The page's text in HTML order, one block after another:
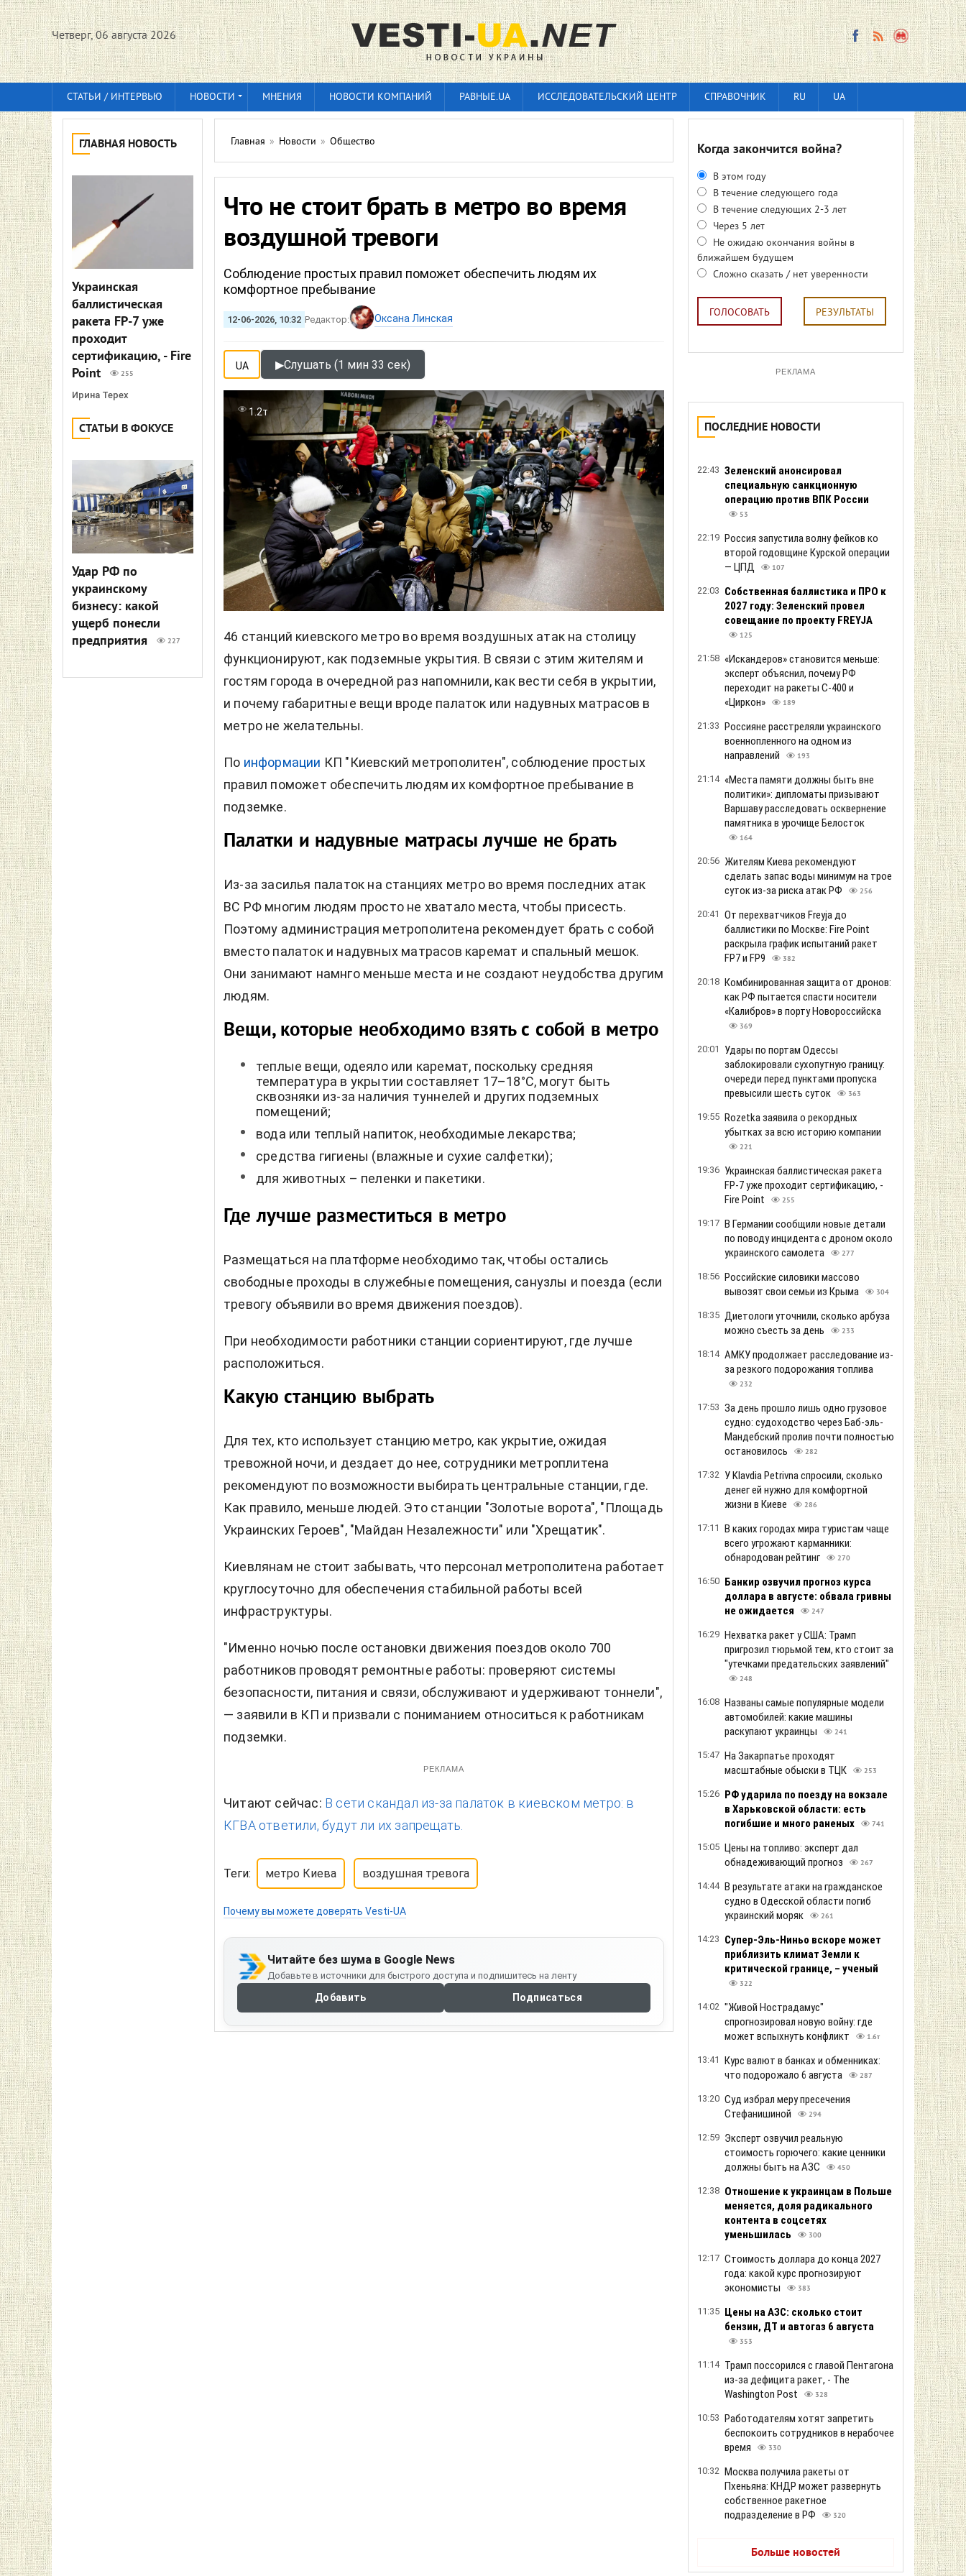
Четверг, 06 августа 2026
СТАТЬИ / ИНТЕРВЬЮ НОВОСТИ МНЕНИЯ НОВОСТИ КОМПАНИЙ РАВНЫЕ.UA ИССЛЕДОВАТЕЛЬСКИЙ ЦЕНТР СПРАВОЧНИК RU UA
ГЛАВНАЯ НОВОСТЬ
Украинская
баллистическая
ракета FP-7 уже
проходит
сертификацию, - Fire
Point
255
Ирина Терех
СТАТЬИ В ФОКУСЕ
Удар РФ по
украинскому
бизнесу: какой
ущерб понесли
предприятия
227
Главная » Новости » Общество
Что не стоит брать в метро во время
воздушной тревоги
Соблюдение простых правил поможет обеспечить людям их
комфортное пребывание
12-06-2026, 10:32 Редактор: Оксана Линская
UA ▶Слушать (1 мин 33 сек)
1.2т
46 станций киевского метро во время воздушных атак на столицу
функционируют, как подземные укрытия. В связи с этим жителям и
гостям города в очередной раз напомнили, как вести себя в укрытии,
и почему габаритные вещи вроде палаток или надувных матрасов в
метро не желательны.
По информации КП "Киевский метрополитен", соблюдение простых
правил поможет обеспечить людям их комфортное пребывание в
подземке.
Палатки и надувные матрасы лучше не брать
Из-за засилья палаток на станциях метро во время последних атак
ВС РФ многим людям просто не хватало места, чтобы присесть.
Поэтому администрация метрополитена рекомендует брать с собой
вместо палаток и надувных матрасов каремат и спальный мешок.
Они занимают намнго меньше места и не создают неудобства другим
людям.
Вещи, которые необходимо взять с собой в метро
теплые вещи, одеяло или каремат, поскольку средняя
температура в укрытии составляет 17–18°C, могут быть
сквозняки из-за наличия туннелей и других подземных
помещений;
вода или теплый напиток, необходимые лекарства;
средства гигиены (влажные и сухие салфетки);
для животных – пеленки и пакетики.
Где лучше разместиться в метро
Размещаться на платформе необходимо так, чтобы остались
свободные проходы в служебные помещения, санузлы и поезда (если
тревогу объявили во время движения поездов).
При необходимости работники станции сориентируют, где лучше
расположиться.
Какую станцию выбрать
Для тех, кто использует станцию метро, как укрытие, ожидая
тревожной ночи, и дездает до нее, сотрудники метроплитена
рекомендуют по возможности выбирать центральные станции, где.
Как правило, меньше людей. Это станции "Золотые ворота", "Площадь
Украинских Героев", "Майдан Незалежности" или "Хрещатик".
Киевлянам не стоит забывать, что персонал метрополитена работает
круглосуточно для обеспечения стабильной работы всей
инфраструктуры.
"Именно ночью после остановки движения поездов около 700
работников проводят ремонтные работы: проверяют системы
безопасности, питания и связи, обслуживают и удерживают тоннели",
— заявили в КП и призвали с пониманием относиться к работникам
подземки.
РЕКЛАМА
Читают сейчас: В сети скандал из-за палаток в киевском метро: в
КГВА ответили, будут ли их запрещать.
Теги: метро Киева воздушная тревога
Почему вы можете доверять Vesti-UA
Читайте без шума в Google News
Добавьте в источники для быстрого доступа и подпишитесь на ленту
Добавить Подписаться
Когда закончится война?
В этом году
В течение следующего года
В течение следующих 2-3 лет
Через 5 лет
Не ожидаю окончания войны в
ближайшем будущем
Сложно сказать / нет уверенности
ГОЛОСОВАТЬ РЕЗУЛЬТАТЫ
РЕКЛАМА
ПОСЛЕДНИЕ НОВОСТИ
22:43 Зеленский анонсировал
специальную санкционную
операцию против ВПК России
53
22:19 Россия запустила волну фейков ко
второй годовщине Курской операции
— ЦПД
107
22:03 Собственная баллистика и ПРО к
2027 году: Зеленский провел
совещание по проекту FREYJA
125
21:58 «Искандеров» становится меньше:
эксперт объяснил, почему РФ
переходит на ракеты С-400 и
«Циркон»
189
21:33 Россияне расстреляли украинского
военнопленного на одном из
направлений
193
21:14 «Места памяти должны быть вне
политики»: дипломаты призывают
Варшаву расследовать осквернение
памятника в урочище Белосток
164
20:56 Жителям Киева рекомендуют
сделать запас воды минимум на трое
суток из-за риска атак РФ
256
20:41 От перехватчиков Freyja до
баллистики по Москве: Fire Point
раскрыла график испытаний ракет
FP7 и FP9
382
20:18 Комбинированная защита от дронов:
как РФ пытается спасти носители
«Калибров» в порту Новороссийска
369
20:01
Удары по портам Одессы
заблокировали сухопутную границу:
очереди перед пунктами пропуска
превысили шесть суток
363
19:55 Rozetka заявила о рекордных
убытках за всю историю компании
221
19:36 Украинская баллистическая ракета
FP-7 уже проходит сертификацию, -
Fire Point
255
19:17 В Германии сообщили новые детали
по поводу инцидента с дроном около
украинского самолета
277
18:56 Российские силовики массово
вывозят свои семьи из Крыма
304
18:35 Диетологи уточнили, сколько арбуза
можно съесть за день
233
18:14 АМКУ продолжает расследование из-
за резкого подорожания топлива
232
17:53 За день прошло лишь одно грузовое
судно: судоходство через Баб-эль-
Мандебский пролив почти полностью
остановилось
282
17:32 У Klavdia Petrivna спросили, сколько
денег ей нужно для комфортной
жизни в Киеве
286
17:11 В каких городах мира туристам чаще
всего угрожают карманники:
обнародован рейтинг
270
16:50 Банкир озвучил прогноз курса
доллара в августе: обвала гривны
не ожидается
247
16:29 Нехватка ракет у США: Трамп
пригрозил тюрьмой тем, кто стоит за
"утечками предательских заявлений"
248
16:08 Названы самые популярные модели
автомобилей: какие машины
раскупают украинцы
241
15:47 На Закарпатье проходят
масштабные обыски в ТЦК
253
15:26 РФ ударила по поезду на вокзале
в Харьковской области: есть
погибшие и много раненых
741
15:05 Цены на топливо: эксперт дал
обнадеживающий прогноз
267
14:44 В результате атаки на гражданское
судно в Одесской области погиб
украинский моряк
261
14:23 Супер-Эль-Ниньо вскоре может
приблизить климат Земли к
критической границе, – ученый
322
14:02 "Живой Нострадамус"
спрогнозировал новую войну: где
может вспыхнуть конфликт
1.6т
13:41 Курс валют в банках и обменниках:
что подорожало 6 августа
287
13:20 Суд избрал меру пресечения
Стефанишиной
294
12:59 Эксперт озвучил реальную
стоимость горючего: какие ценники
должны быть на АЗС
450
12:38 Отношение к украинцам в Польше
меняется, доля радикального
контента в соцсетях
уменьшилась
300
12:17 Стоимость доллара до конца 2027
года: какой курс прогнозируют
экономисты
383
11:35 Цены на АЗС: сколько стоит
бензин, ДТ и автогаз 6 августа
353
11:14 Трамп поссорился с главой Пентагона
из-за дефицита ракет, - The
Washington Post
328
10:53 Работодателям хотят запретить
беспокоить сотрудников в нерабочее
время
330
10:32 Москва получила ракеты от
Пхеньяна: КНДР может развернуть
собственное ракетное
подразделение в РФ
320
Больше новостей